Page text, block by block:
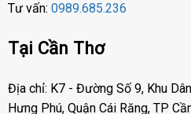
Tư vấn: 0989.685.236
Tại Cần Thơ
Địa chỉ: K7 - Đường Số 9, Khu
Hưng Phú, Quận Cái Răng, TP